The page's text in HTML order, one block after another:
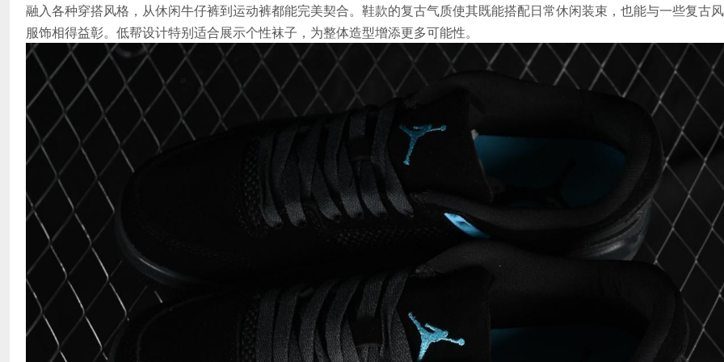
融入各种穿搭风格，从休闲牛仔裤到运动裤都能完美契合。鞋款的复古气质使其既能搭配日常休闲装束，也能与一些复古
服饰相得益彰。低帮设计特别适合展示个性袜子，为整体造型增添更多可能性。